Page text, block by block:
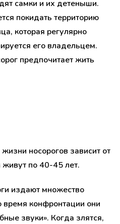
самки и их детеныши.
покидать территорию
которая регулярно
его владельцем.
предпочитает жить
носорогов зависит от
по 40-45 лет.
издают множество
конфронтации они
звуки». Когда злятся,